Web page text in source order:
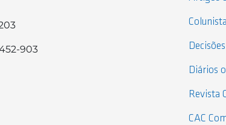
903
Diários
Revista
CAC